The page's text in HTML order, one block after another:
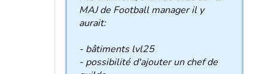
MAJ de Football manager il y
aurait:
- bâtiments lvl25
- possibilité d'ajouter un chef de